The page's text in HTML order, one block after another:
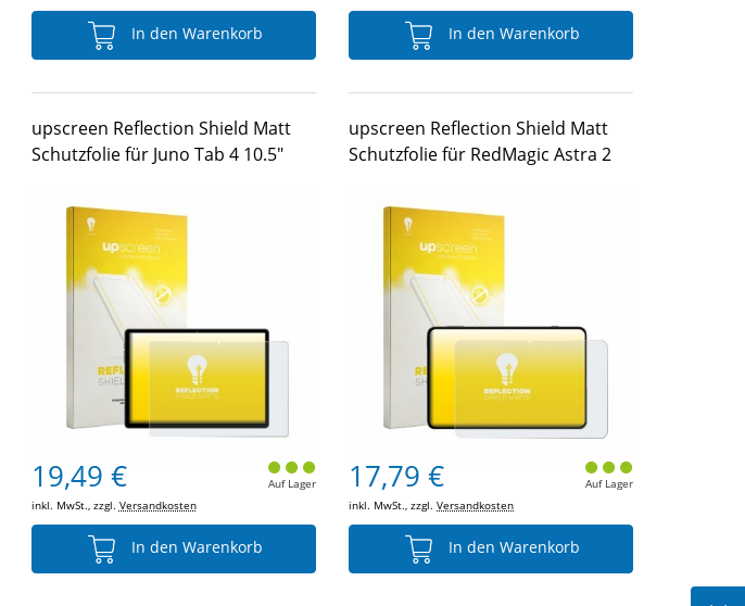
In den Warenkorb In den Warenkorb
upscreen Reflection Shield Matt
Schutzfolie für Juno Tab 4 10.5"
19,49 €
inkl. MwSt., zzgl. Versandkosten
Auf Lager
In den Warenkorb
upscreen Reflection Shield Matt
Schutzfolie für RedMagic Astra 2
17,79 €
inkl. MwSt., zzgl.Versandkosten
Auf Lager
In den Warenkorb